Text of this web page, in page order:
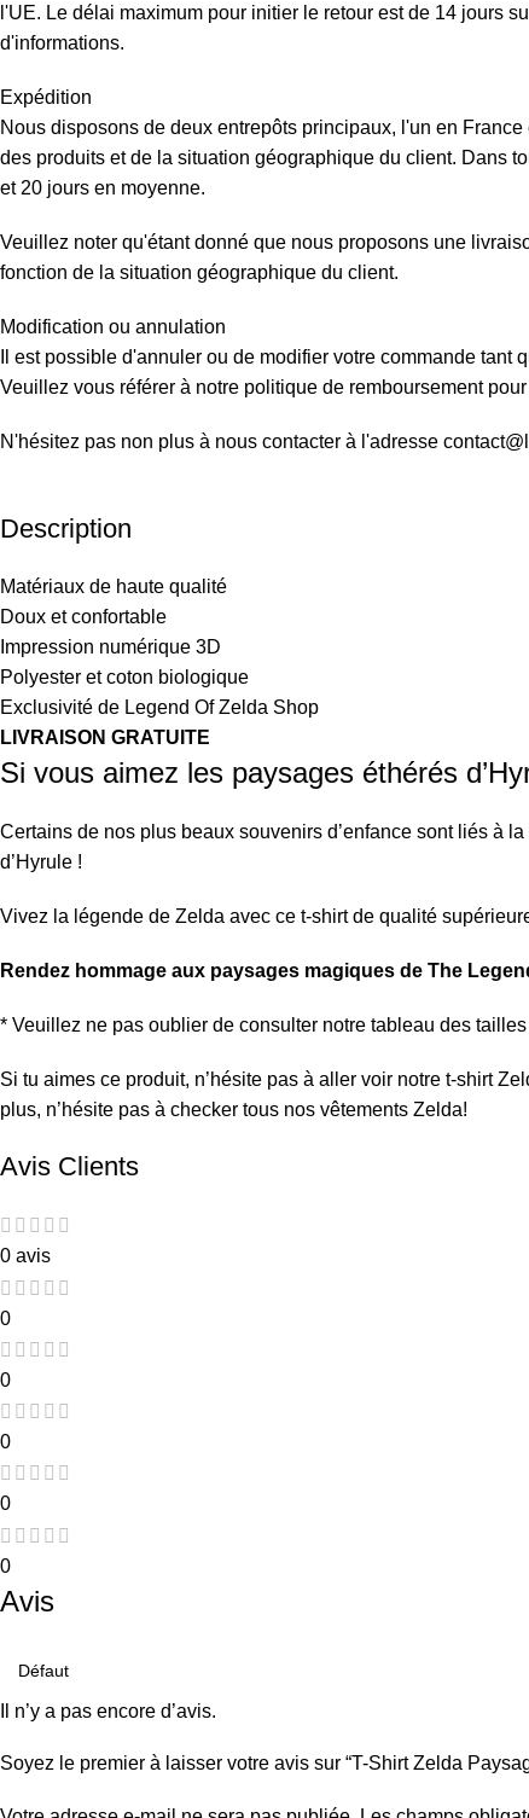
l'UE. Le délai maximum pour initier le retour est de 14 jours
d'informations.
Expédition
Nous disposons de deux entrepôts principaux, l'un en
des produits et de la situation géographique du client. Dans
et 20 jours en moyenne.
Veuillez noter qu'étant donné que nous proposons une
fonction de la situation géographique du client.
Modification ou annulation
Il est possible d'annuler ou de modifier votre commande
Veuillez vous référer à notre politique de remboursement
N'hésitez pas non plus à nous contacter à l'adresse
Description
Matériaux de haute qualité
Doux et confortable
Impression numérique 3D
Polyester et coton biologique
Exclusivité de Legend Of Zelda Shop
LIVRAISON GRATUITE
Si vous aimez les paysages éthérés
Certains de nos plus beaux souvenirs d’enfance sont liés à
d’Hyrule !
Vivez la légende de Zelda avec ce t-shirt de qualité
Rendez hommage aux paysages magiques de The
* Veuillez ne pas oublier de consulter notre tableau des
Si tu aimes ce produit, n’hésite pas à aller voir notre t-shirt
plus, n’hésite pas à checker tous nos vêtements Zelda!
Avis Clients
0 avis
0
0
0
0
0
Avis
Il n’y a pas encore d’avis.
Soyez le premier à laisser votre avis sur “T-Shirt Zelda